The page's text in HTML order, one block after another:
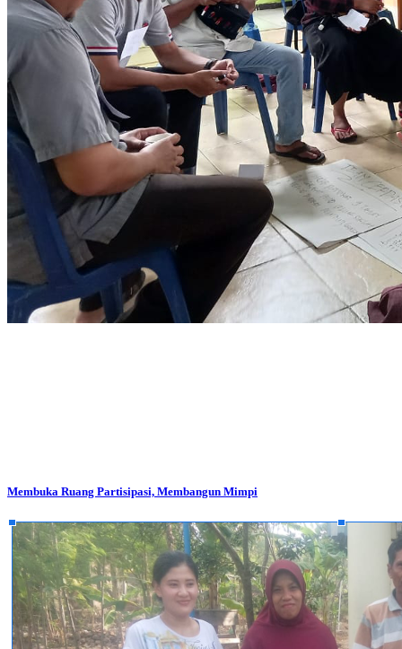
Membuka Ruang Partisipasi, Membangun Mimpi